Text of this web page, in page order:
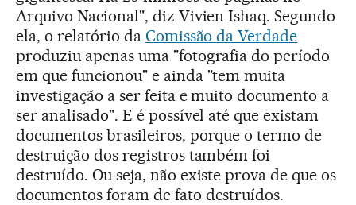
Arquivo Nacional", diz Vivien Ishaq. Segundo
ela, o relatório da Comissão da Verdade
produziu apenas uma "fotografia do período
em que funcionou" e ainda "tem muita
investigação a ser feita e muito documento a
ser analisado". E é possível até que existam
documentos brasileiros, porque o termo de
destruição dos registros também foi
destruído. Ou seja, não existe prova de que os
documentos foram de fato destruídos.